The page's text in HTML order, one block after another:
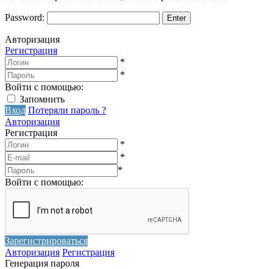
Password:
Авторизация
Регистрация
*
*
Войти с помощью:
Запомнить
Вход Потеряли пароль ?
Авторизация
Регистрация
*
*
*
Войти с помощью:
Зарегистрироваться
Авторизация Регистрация
Генерация пароля